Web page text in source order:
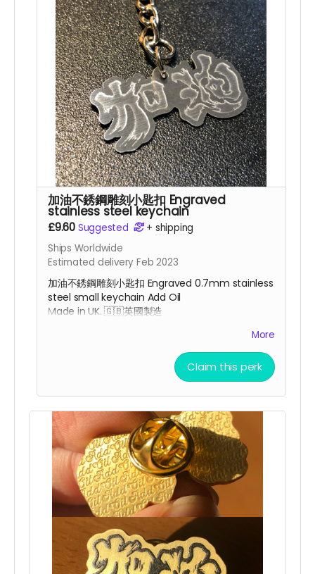
加油不銹鋼雕刻小匙扣 Engraved
stainless steel keychain
£9.60 Suggested + shipping
Ships Worldwide
Estimated delivery Feb 2023
加油不銹鋼雕刻小匙扣 Engraved 0.7mm stainless
steel small keychain Add Oil
Made in UK. 🇬🇧英國製造
More
Claim this perk